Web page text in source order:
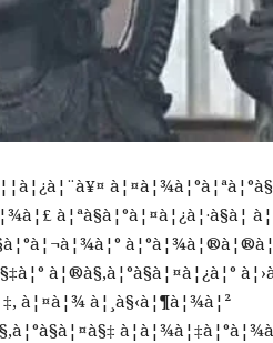
à¦ªà§à¦°à¦¤à¦¿à¦·à§à¦
à¦®à§‚à¦°à§à¦¤à¦¿à¦°
à¦¤à¦¾ à¦¸à§‹à¦¶à¦¾à¦²